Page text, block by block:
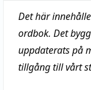
Det här
ordbok. Det
uppdaterats på
tillgång till vårt